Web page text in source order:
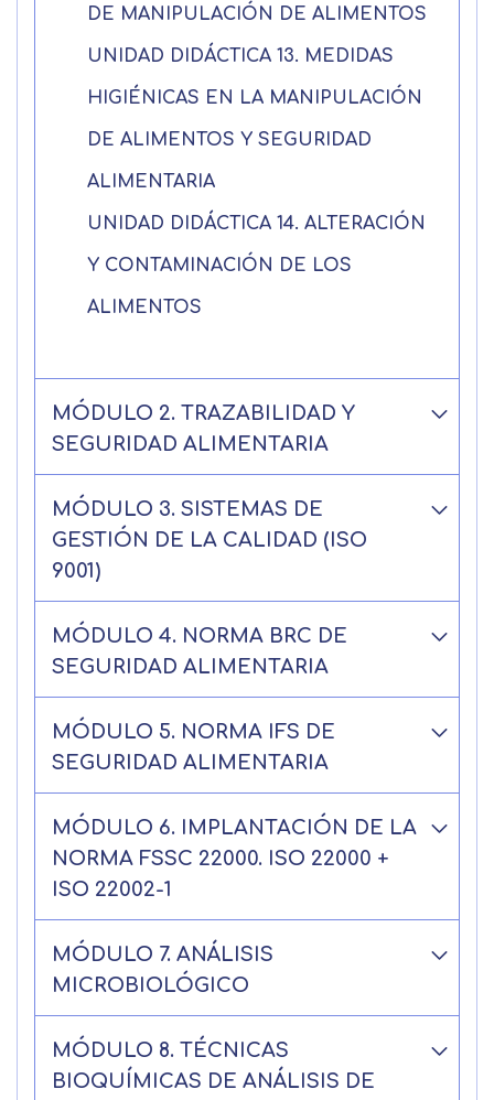
DE MANIPULACIÓN DE ALIMENTOS
UNIDAD DIDÁCTICA 13. MEDIDAS
HIGIÉNICAS EN LA MANIPULACIÓN
DE ALIMENTOS Y SEGURIDAD
ALIMENTARIA
UNIDAD DIDÁCTICA 14. ALTERACIÓN
Y CONTAMINACIÓN DE LOS
ALIMENTOS
MÓDULO 2. TRAZABILIDAD Y
SEGURIDAD ALIMENTARIA
MÓDULO 3. SISTEMAS DE
GESTIÓN DE LA CALIDAD (ISO
9001)
MÓDULO 4. NORMA BRC DE
SEGURIDAD ALIMENTARIA
MÓDULO 5. NORMA IFS DE
SEGURIDAD ALIMENTARIA
MÓDULO 6. IMPLANTACIÓN DE LA
NORMA FSSC 22000. ISO 22000 +
ISO 22002-1
MÓDULO 7. ANÁLISIS
MICROBIOLÓGICO
MÓDULO 8. TÉCNICAS
BIOQUÍMICAS DE ANÁLISIS DE